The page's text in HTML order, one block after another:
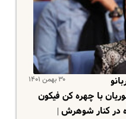
۳۰ بهمن ۱۴۰۱
با چهره کن فیکون
در کنار شوهرش |